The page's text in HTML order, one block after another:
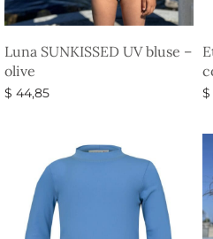
Luna SUNKISSED UV bluse –
olive
$ 44,85
$